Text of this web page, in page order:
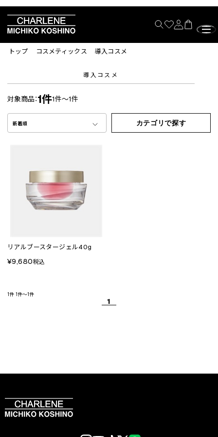
トップ コスメティックス 導入コスメ
導入コスメ
対象商品：1件1件～1件
新着順 カテゴリで探す
リアルブースタージェル40g
¥9,680税込
1件 1件～1件
1